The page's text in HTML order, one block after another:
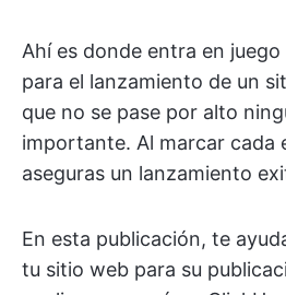
Ahí es donde entra en
para el lanzamiento de un
que no se pase por alto
importante. Al marcar cada
aseguras un lanzamiento
En esta publicación, te
tu sitio web para su